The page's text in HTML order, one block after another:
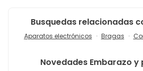
Busquedas relacionadas
Aparatos electrónicos Bragas
Novedades Embarazo